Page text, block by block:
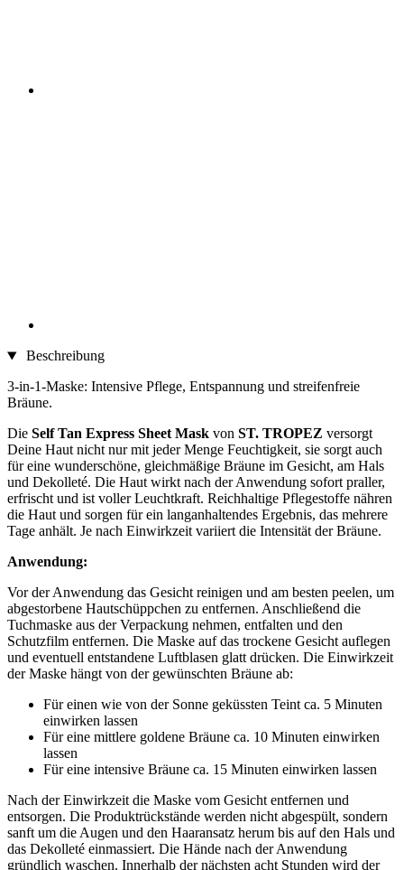
Beschreibung
3-in-1-Maske: Intensive Pflege, Entspannung und streifenfreie
Bräune.
Die Self Tan Express Sheet Mask von ST. TROPEZ versorgt
Deine Haut nicht nur mit jeder Menge Feuchtigkeit, sie sorgt auch
für eine wunderschöne, gleichmäßige Bräune im Gesicht, am Hals
und Dekolleté. Die Haut wirkt nach der Anwendung sofort praller,
erfrischt und ist voller Leuchtkraft. Reichhaltige Pflegestoffe nähren
die Haut und sorgen für ein langanhaltendes Ergebnis, das mehrere
Tage anhält. Je nach Einwirkzeit variiert die Intensität der Bräune.
Anwendung:
Vor der Anwendung das Gesicht reinigen und am besten peelen, um
abgestorbene Hautschüppchen zu entfernen. Anschließend die
Tuchmaske aus der Verpackung nehmen, entfalten und den
Schutzfilm entfernen. Die Maske auf das trockene Gesicht auflegen
und eventuell entstandene Luftblasen glatt drücken. Die Einwirkzeit
der Maske hängt von der gewünschten Bräune ab:
Für einen wie von der Sonne geküssten Teint ca. 5 Minuten
einwirken lassen
Für eine mittlere goldene Bräune ca. 10 Minuten einwirken
lassen
Für eine intensive Bräune ca. 15 Minuten einwirken lassen
Nach der Einwirkzeit die Maske vom Gesicht entfernen und
entsorgen. Die Produktrückstände werden nicht abgespült, sondern
sanft um die Augen und den Haaransatz herum bis auf den Hals und
das Dekolleté einmassiert. Die Hände nach der Anwendung
gründlich waschen. Innerhalb der nächsten acht Stunden wird der